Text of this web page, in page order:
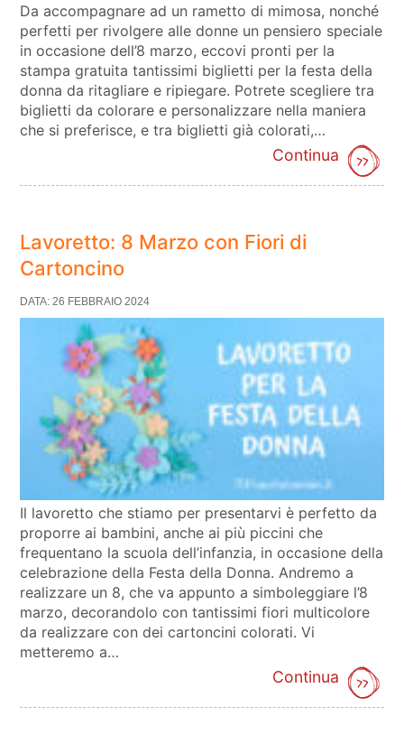
Da accompagnare ad un rametto di mimosa, nonché
perfetti per rivolgere alle donne un pensiero speciale
in occasione dell’8 marzo, eccovi pronti per la
stampa gratuita tantissimi biglietti per la festa della
donna da ritagliare e ripiegare. Potrete scegliere tra
biglietti da colorare e personalizzare nella maniera
che si preferisce, e tra biglietti già colorati,…
Continua
Lavoretto: 8 Marzo con Fiori di
Cartoncino
DATA: 26 FEBBRAIO 2024
Il lavoretto che stiamo per presentarvi è perfetto da
proporre ai bambini, anche ai più piccini che
frequentano la scuola dell’infanzia, in occasione della
celebrazione della Festa della Donna. Andremo a
realizzare un 8, che va appunto a simboleggiare l’8
marzo, decorandolo con tantissimi fiori multicolore
da realizzare con dei cartoncini colorati. Vi
metteremo a…
Continua